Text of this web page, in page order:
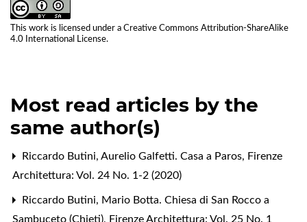
This work is licensed under a Creative Commons Attribution-ShareAlike
4.0 International License.
Most read articles by the
same author(s)
Riccardo Butini, Aurelio Galfetti. Casa a Paros, Firenze
Architettura: Vol. 24 No. 1-2 (2020)
Riccardo Butini, Mario Botta. Chiesa di San Rocco a
Sambuceto (Chieti), Firenze Architettura: Vol. 25 No. 1